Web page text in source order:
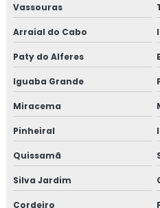
PRESSURIZADAS
REPAROS EM TUBULAÇÕES
EMPRESA DE REPAROS
SERVIÇOS DE
EMPRESA DE
EMPRESA DE
Vassouras
Arraial do Cabo
Paty do Alferes
Iguaba Grande
Miracema
Pinheiral
Quissamã
Silva Jardim
Cordeiro